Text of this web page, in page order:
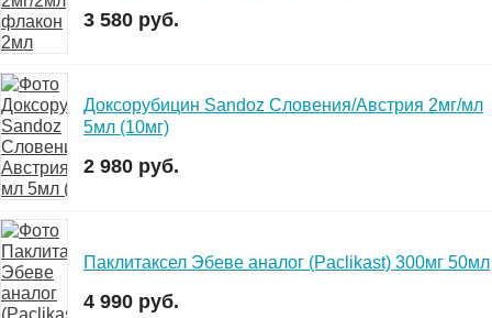
3 580 руб.
Доксорубицин Sandoz Словения/Австрия 2мг/мл
5мл (10мг)
2 980 руб.
Паклитаксел Эбеве аналог (Paclikast) 300мг 50мл
4 990 руб.